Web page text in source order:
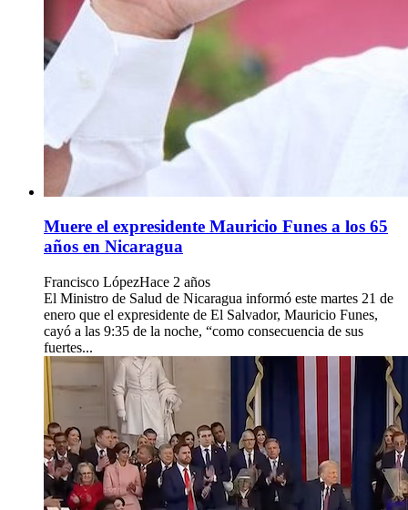
Muere el expresidente Mauricio Funes a los 65
años en Nicaragua
Francisco LópezHace 2 años
El Ministro de Salud de Nicaragua informó este martes 21 de
enero que el expresidente de El Salvador, Mauricio Funes,
cayó a las 9:35 de la noche, “como consecuencia de sus
fuertes...